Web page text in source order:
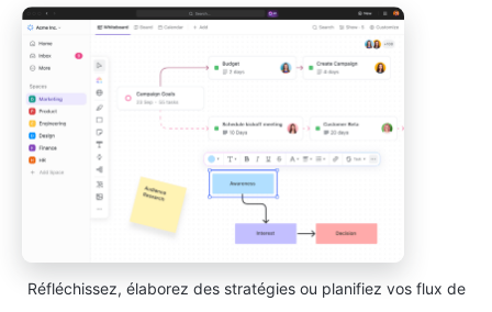
Réfléchissez, élaborez des stratégies ou planifiez vos flux de